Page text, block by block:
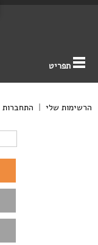
תפריט
הרשימות שלי | התחברות